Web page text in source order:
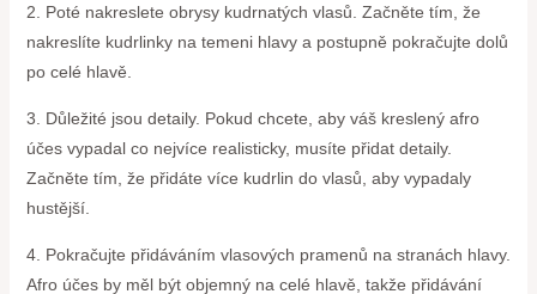
2. Poté nakreslete obrysy kudrnatých vlasů. Začněte tím, že
nakreslíte kudrlinky na temeni hlavy a postupně pokračujte dolů
po celé hlavě.
3. Důležité jsou detaily. Pokud chcete, aby váš kreslený afro
účes vypadal co nejvíce realisticky, musíte přidat detaily.
Začněte tím, že přidáte více kudrlin do vlasů, aby vypadaly
hustější.
4. Pokračujte přidáváním vlasových pramenů na stranách hlavy.
Afro účes by měl být objemný na celé hlavě, takže přidávání